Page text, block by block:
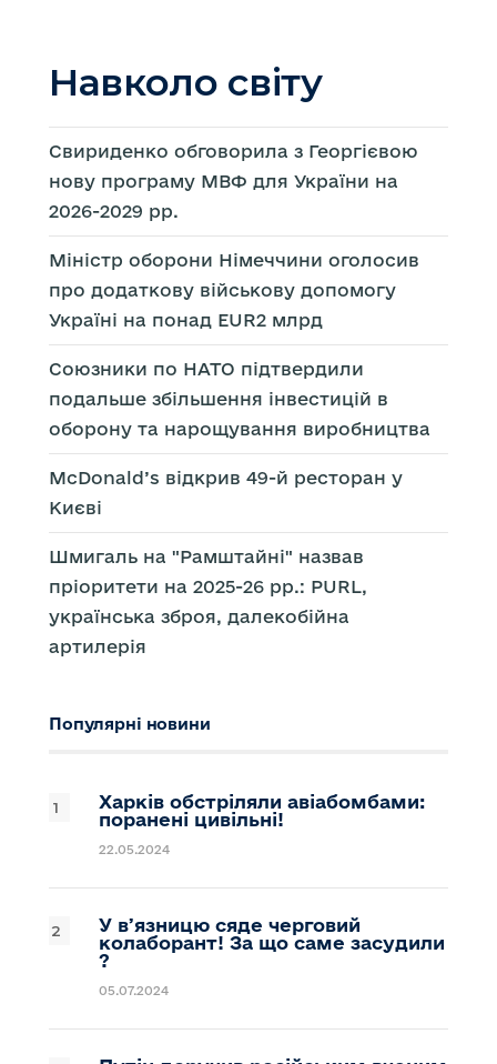
Навколо світу
Свириденко обговорила з Георгієвою
нову програму МВФ для України на
2026-2029 рр.
Міністр оборони Німеччини оголосив
про додаткову військову допомогу
Україні на понад EUR2 млрд
Союзники по НАТО підтвердили
подальше збільшення інвестицій в
оборону та нарощування виробництва
McDonald’s відкрив 49-й ресторан у
Києві
Шмигаль на "Рамштайні" назвав
пріоритети на 2025-26 рр.: PURL,
українська зброя, далекобійна
артилерія
Популярні новини
Харків обстріляли авіабомбами:
поранені цивільні!
22.05.2024
У вʼязницю сяде черговий
колаборант! За що саме засудили
?
05.07.2024